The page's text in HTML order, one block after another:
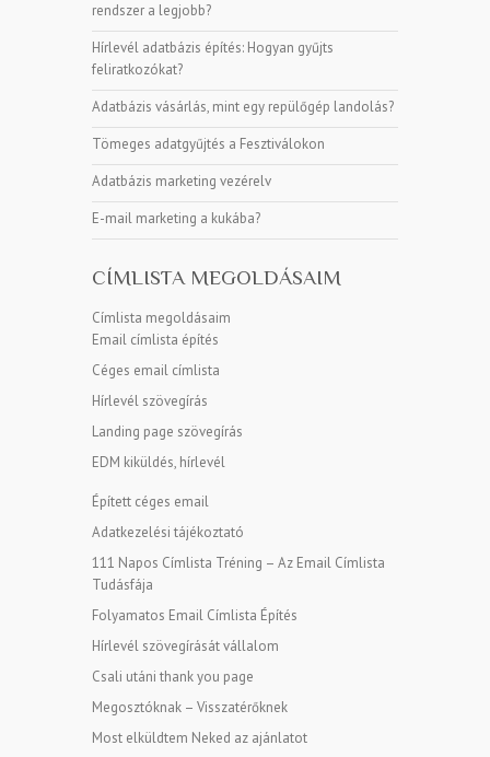
rendszer a legjobb?
Hírlevél adatbázis építés: Hogyan gyűjts
feliratkozókat?
Adatbázis vásárlás, mint egy repülőgép landolás?
Tömeges adatgyűjtés a Fesztiválokon
Adatbázis marketing vezérelv
E-mail marketing a kukába?
CÍMLISTA MEGOLDÁSAIM
Címlista megoldásaim
Email címlista építés
Céges email címlista
Hírlevél szövegírás
Landing page szövegírás
EDM kiküldés, hírlevél
Épített céges email
Adatkezelési tájékoztató
111 Napos Címlista Tréning – Az Email Címlista
Tudásfája
Folyamatos Email Címlista Építés
Hírlevél szövegírását vállalom
Csali utáni thank you page
Megosztóknak – Visszatérőknek
Most elküldtem Neked az ajánlatot